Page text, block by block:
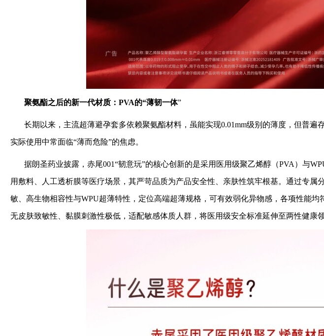
聚氨酯之后的新一代材质：PVA的“薄韧一体”
长期以来，主流超薄避孕套多依赖聚氨酯材料，虽能实现0.01mm级别的薄度，但普遍
实际使用中常面临“薄而危险”的焦虑。
据朗圣药业披露，赤尾001“韧意玩”的核心创新的是采用医用级聚乙烯醇（PVA）与
用敷料、人工透析膜等医疗场景，其严苛品质为产品安全性、亲肤性筑牢根基。通过专属
敏、高生物相容性与WPU超薄特性，定位高端超薄规格，可有效弱化异物感，各项性能均
无皮肤致敏性、黏膜刺激性极低，适配敏感体质人群，将医用级安全标准延伸至两性健康领